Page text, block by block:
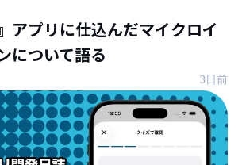
アプリに仕込んだマイクロイ
について語る
3日前